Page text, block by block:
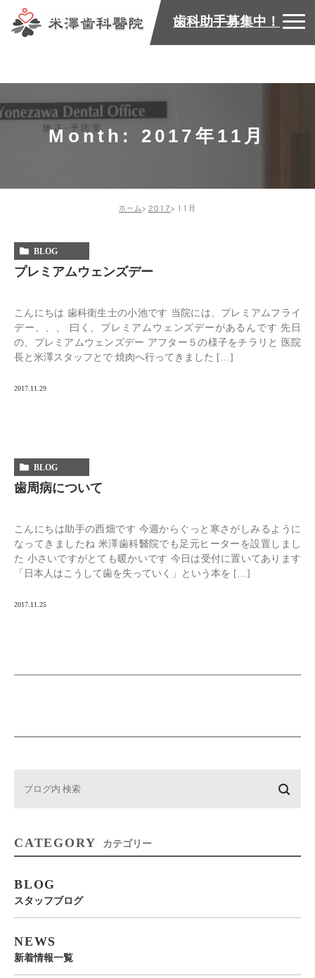
歯科助手募集中！
Month: 2017年11月
ホーム 2017 11月
BLOG
プレミアムウェンズデー
こんにちは 歯科衛生士の小池です 当院には、プレミアムフライ
デー、、、 曰く、プレミアムウェンズデーがあるんです 先日
の、プレミアムウェンズデー アフター５の様子をチラリと 医院
長と米澤スタッフとで 焼肉へ行ってきました […]
2017.11.29
BLOG
歯周病について
こんにちは助手の西畑です 今週からぐっと寒さがしみるように
なってきましたね 米澤歯科醫院でも足元ヒーターを設置しまし
た 小さいですがとても暖かいです 今日は受付に置いてあります
「日本人はこうして歯を失っていく」という本を […]
2017.11.25
CATEGORY カテゴリー
BLOG
スタッフブログ
NEWS
新着情報一覧